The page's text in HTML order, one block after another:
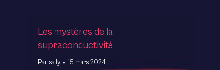
Les mystères de la
supraconductivité
Par sally 15 mars 2024